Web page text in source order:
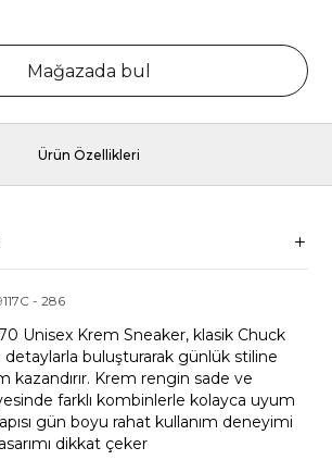
Mağazada bul
Ürün Özellikleri
-286
Unisex Krem Sneaker, klasik Chuck
buluşturarak günlük stiline
kazandırır. Krem rengin sade ve
farklı kombinlerle kolayca uyum
gün boyu rahat kullanım deneyimi
dikkat çeker